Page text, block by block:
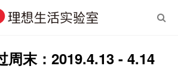
周末：2019.4.13 - 4.14